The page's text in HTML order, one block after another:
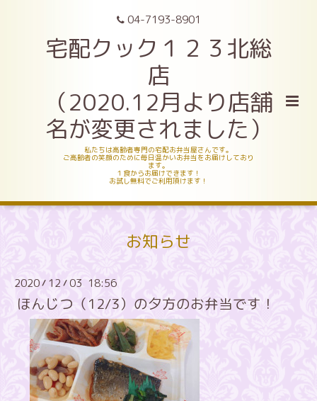
04-7193-8901
宅配クック１２３北総
店
（2020.12月より店舗
名が変更されました）
私たちは高齢者専門の宅配お弁当屋さんです。
ご高齢者の笑顔のために毎日温かいお弁当をお届けしており
ます。
１食からお届けできます！
お試し無料でご利用頂けます！
お知らせ
2020/ 12 /03 18:56
ほんじつ（12/3）の夕方のお弁当です！